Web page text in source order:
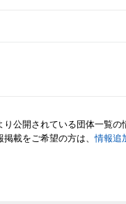
公開されている団体一覧の
掲載をご希望の方は、情報追